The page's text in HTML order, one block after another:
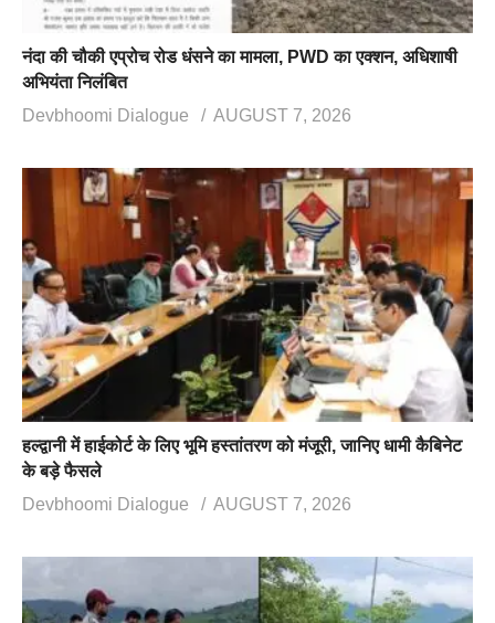
नंदा की चौकी एप्रोच रोड धंसने का मामला, PWD का एक्शन, अधिशाषी
अभियंता निलंबित
Devbhoomi Dialogue
AUGUST 7, 2026
हल्द्वानी में हाईकोर्ट के लिए भूमि हस्तांतरण को मंजूरी, जानिए धामी कैबिनेट
के बड़े फैसले
Devbhoomi Dialogue
AUGUST 7, 2026